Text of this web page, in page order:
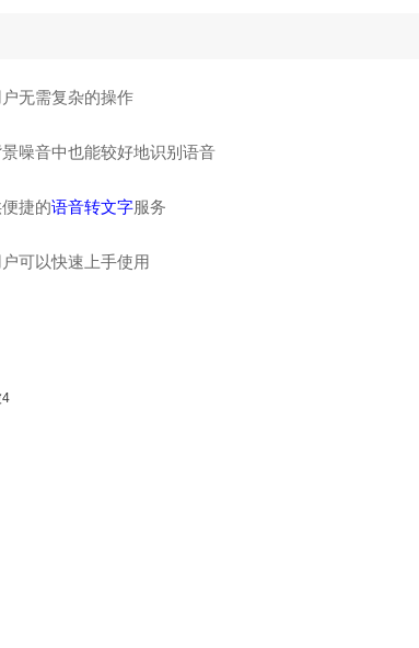
无需复杂的操作
噪音中也能较好地识别语音
捷的语音转文字服务
可以快速上手使用